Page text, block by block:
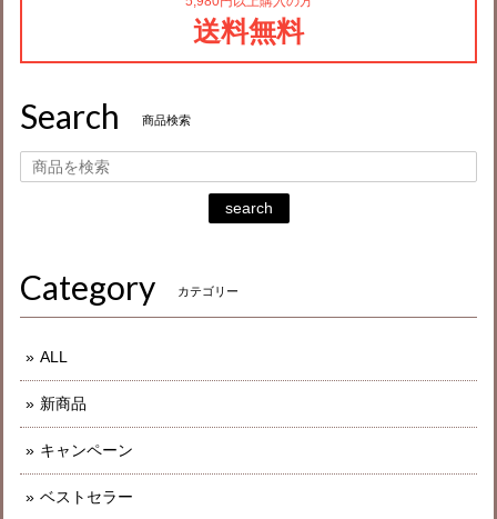
送料無料
Search 商品検索
search
Category カテゴリー
ALL
新商品
キャンペーン
ベストセラー